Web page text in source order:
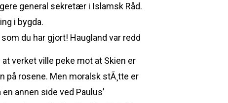
general sekretær i Islamsk Råd.
i bygda.
du har gjort! Haugland var redd
verket ville peke mot at Skien er
på rosene. Men moralsk stÃ¸tte er
annen side ved Paulus’